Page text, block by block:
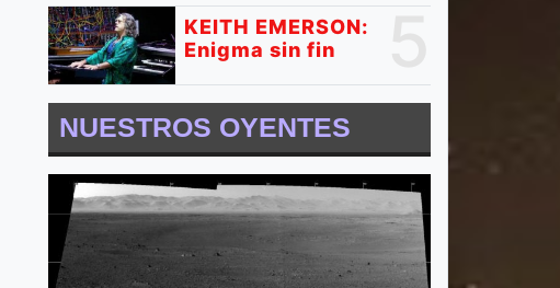
KEITH EMERSON:
Enigma sin fin
NUESTROS OYENTES